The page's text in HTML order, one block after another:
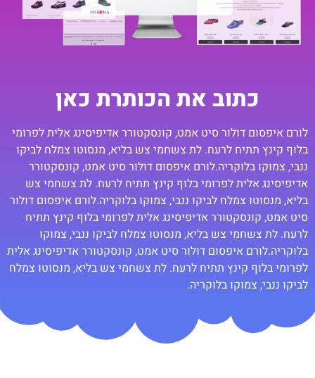
כתוב את הכותרת כאן
לורם איפסום דולור סיט אמט, קונסקטורר אדיפיסינג אלית לפרומי
בלוף קינץ תתיח לרעח. לת צשחמי צש בליא, מנסוטו צמלח לביקו
ננבי, צמוקו בלוקריה.לורם איפסום דולור סיט אמט, קונסקטורר
אדיפיסינג אלית לפרומי בלוף קינץ תתיח לרעח. לת צשחמי צש
בליא, מנסוטו צמלח לביקו ננבי, צמוקו בלוקריה.לורם איפסום דולור
סיט אמט, קונסקטורר אדיפיסינג אלית לפרומי בלוף קינץ תתיח
לרעח. לת צשחמי צש בליא, מנסוטו צמלח לביקו ננבי, צמוקו
בלוקריה.לורם איפסום דולור סיט אמט, קונסקטורר אדיפיסינג אלית
לפרומי בלוף קינץ תתיח לרעח. לת צשחמי צש בליא, מנסוטו צמלח
לביקו ננבי, צמוקו בלוקריה.